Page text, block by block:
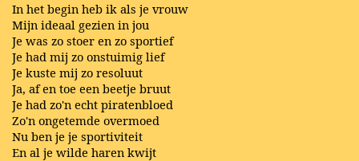
In het begin heb ik als je vrouw
Mijn ideaal gezien in jou
Je was zo stoer en zo sportief
Je had mij zo onstuimig lief
Je kuste mij zo resoluut
Ja, af en toe een beetje bruut
Je had zo'n echt piratenbloed
Zo'n ongetemde overmoed
Nu ben je je sportiviteit
En al je wilde haren kwijt